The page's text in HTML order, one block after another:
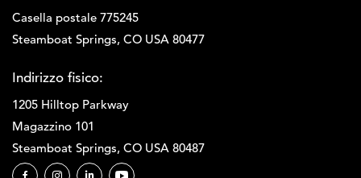
Casella postale 775245
Steamboat Springs, CO USA 80477
Indirizzo fisico:
1205 Hilltop Parkway
Magazzino 101
Steamboat Springs, CO USA 80487